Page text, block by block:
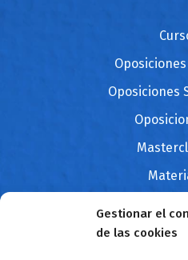
Gestionar el
de las cookies
Oposiciones